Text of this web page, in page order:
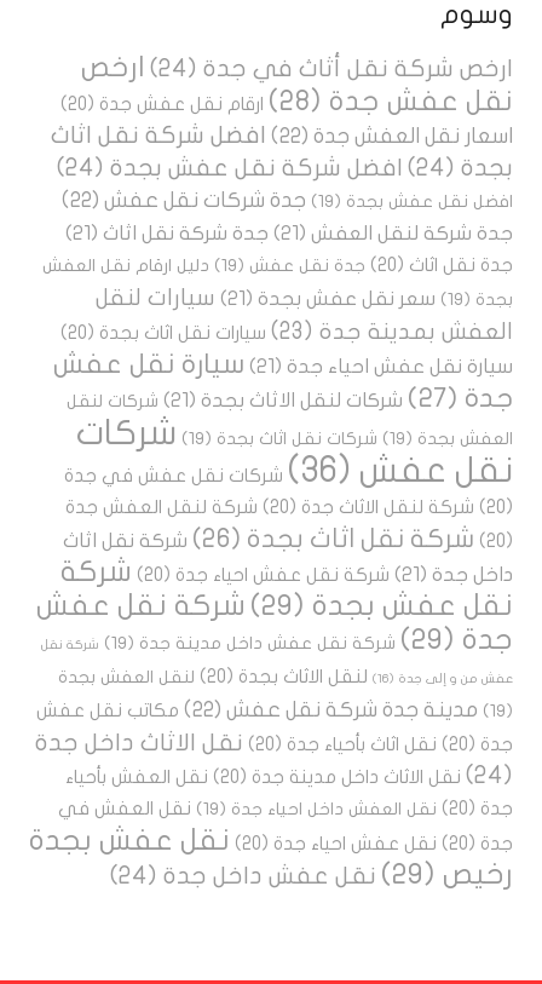
وسوم
ارخص شركة نقل أثاث في جدة (24)
ارخص
نقل عفش جدة (28) ارقام نقل عفش جدة (20)
اسعار نقل العفش جدة (22)
افضل شركة نقل اثاث
بجدة (24) افضل شركة نقل عفش بجدة (24)
افضل نقل عفش بجدة (19) جدة شركات نقل عفش (22)
جدة شركة لنقل العفش (21) جدة شركة نقل اثاث (21)
جدة نقل اثاث (20) جدة نقل عفش (19)
دليل ارقام نقل العفش
بجدة (19) سعر نقل عفش بجدة (21)
سيارات لنقل
العفش بمدينة جدة (23) سيارات نقل اثاث بجدة (20)
سيارة نقل عفش احياء جدة (21)
سيارة نقل عفش
جدة (27) شركات لنقل الاثاث بجدة (21) شركات لنقل
العفش بجدة (19) شركات نقل اثاث بجدة (19)
شركات
نقل عفش (36)
شركات نقل عفش في جدة
(20)
شركة لنقل الاثاث جدة (20)
شركة لنقل العفش جدة
(20)
شركة نقل اثاث بجدة (26)
شركة نقل اثاث
داخل جدة (21) شركة نقل عفش احياء جدة (20)
شركة
نقل عفش بجدة (29)
شركة نقل عفش
جدة (29) شركة نقل عفش داخل مدينة جدة (19) شركة نقل
عفش من و إلى جدة (16) لنقل الاثاث بجدة (20)
لنقل العفش بجدة
(19)
مدينة جدة شركة نقل عفش (22)
مكاتب نقل عفش
جدة (20) نقل اثاث بأحياء جدة (20)
نقل الاثاث داخل جدة
(24)
نقل الاثاث داخل مدينة جدة (20)
نقل العفش بأحياء
جدة (20) نقل العفش داخل احياء جدة (19)
نقل العفش في
جدة (20) نقل عفش احياء جدة (20)
نقل عفش بجدة
رخيص (29) نقل عفش داخل جدة (24)